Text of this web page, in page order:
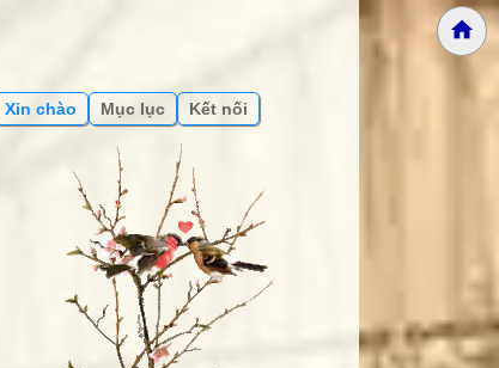
Xin chào Mục lục Kết nối